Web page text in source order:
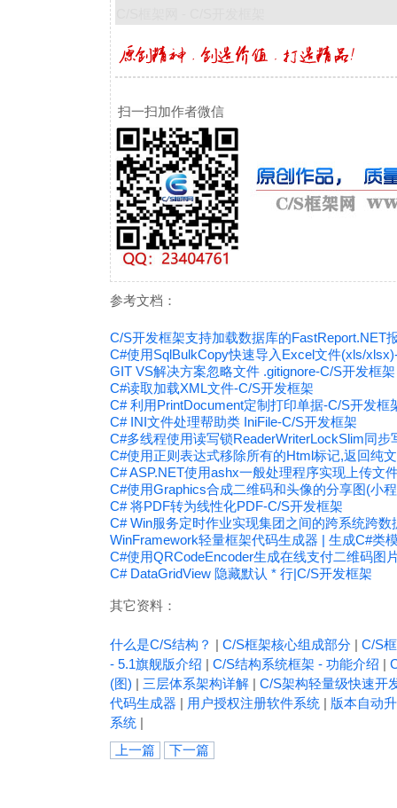
扫一扫加作者微信
参考文档：
C/S开发框架支持加载数据库的FastReport.NET
C#使用SqlBulkCopy快速导入Excel文件(xls/
GIT VS解决方案忽略文件 .gitignore-C/S开发框架
C#读取加载XML文件-C/S开发框架
C# 利用PrintDocument定制打印单据-C/S开发框
C# INI文件处理帮助类 IniFile-C/S开发框架
C#多线程使用读写锁ReaderWriterLockSlim同步
C#使用正则表达式移除所有的Html标记,返回纯
C# ASP.NET使用ashx一般处理程序实现上传文
C#使用Graphics合成二维码和头像的分享图(小
C# 将PDF转为线性化PDF-C/S开发框架
C# Win服务定时作业实现集团之间的跨系统跨
WinFramework轻量框架代码生成器 | 生成C#类
C#使用QRCodeEncoder生成在线支付二维码图
C# DataGridView 隐藏默认 * 行|C/S开发框架
其它资料：
什么是C/S结构？ | C/S框架核心组成部分 | C/S
- 5.1旗舰版介绍 | C/S结构系统框架 - 功能介绍 |
(图) | 三层体系架构详解 | C/S架构轻量级快速开
代码生成器 | 用户授权注册软件系统 | 版本自动
系统 |
上一篇
下一篇